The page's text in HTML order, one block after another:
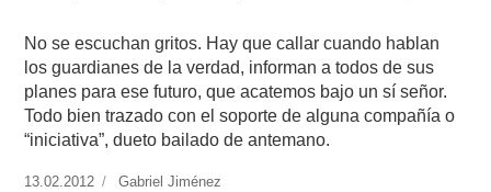
No se escuchan gritos. Hay que callar cuando hablan
los guardianes de la verdad, informan a todos de sus
planes para ese futuro, que acatemos bajo un sí señor.
Todo bien trazado con el soporte de alguna compañía o
“iniciativa”, dueto bailado de antemano.
Publicado
13.02.2012 https://www.experimenta.es/author/Gabriel%20Jiménez/
Gabriel Jiménez